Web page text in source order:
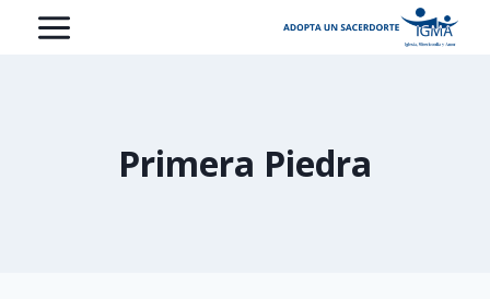
Saltar
Primera Piedra